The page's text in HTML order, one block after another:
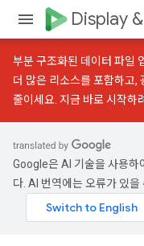
Display
부분 구조화된 데이터 파일
더 많은 리소스를 포함하고,
줄이세요. 지금 바로 시작하
Google은 AI 기술을 사용하
다. AI 번역에는 오류가 있을